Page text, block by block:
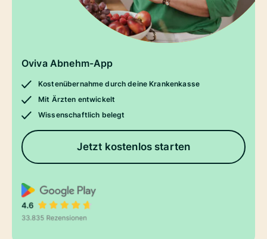
Oviva Abnehm-App
Kostenübernahme durch deine Krankenkasse
Mit Ärzten entwickelt
Wissenschaftlich belegt
Jetzt kostenlos starten